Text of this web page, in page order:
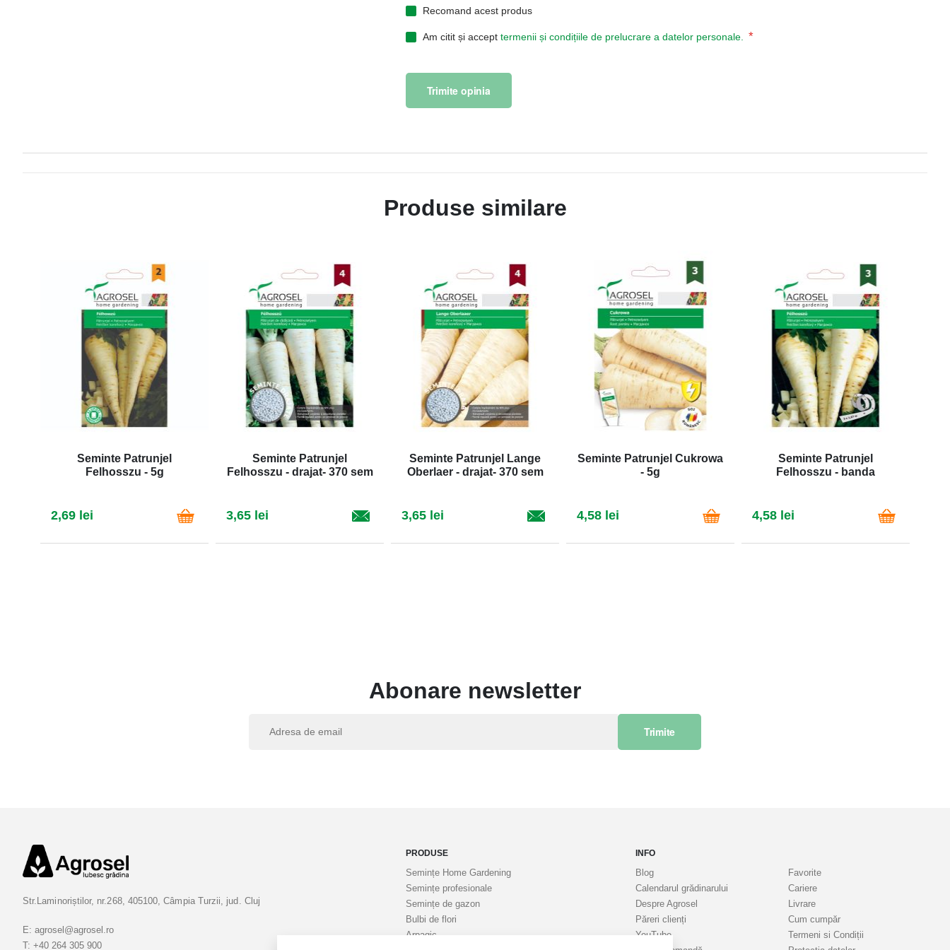
Recomand acest produs
Am citit și accept termenii și condițiile de prelucrare a datelor personale. *
Trimite opinia
Produse similare
Seminte Patrunjel
Felhosszu - 5g
2,69 lei
Seminte Patrunjel
Felhosszu - drajat- 370 sem
3,65 lei
Seminte Patrunjel Lange
Oberlaer - drajat- 370 sem
3,65 lei
Seminte Patrunjel Cukrowa
- 5g
4,58 lei
Seminte Patrunjel
Felhosszu - banda
4,58 lei
Abonare newsletter
a
Trimite
Str.Laminoriștilor, nr.268, 405100, Câmpia Turzii, jud. Cluj
E: agrosel@agrosel.ro
T: +40 264 305 900
PRODUSE
Semințe Home Gardening
Semințe profesionale
Semințe de gazon
Bulbi de flori
Arpagic
INFO
Blog
Calendarul grădinarului
Despre Agrosel
Păreri clienți
YouTube
Favorite
Cariere
Livrare
Cum cumpăr
Termeni si Condiții